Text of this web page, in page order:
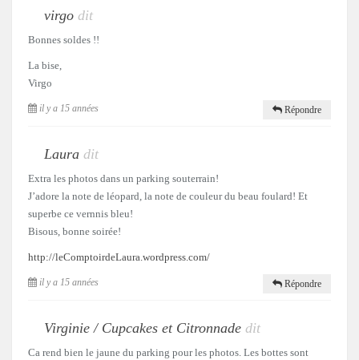
virgo dit
Bonnes soldes !!
La bise,
Virgo
il y a 15 années Répondre
Laura dit
Extra les photos dans un parking souterrain!
J’adore la note de léopard, la note de couleur du beau foulard! Et
superbe ce vernnis bleu!
Bisous, bonne soirée!
http://leComptoirdeLaura.wordpress.com/
il y a 15 années Répondre
Virginie / Cupcakes et Citronnade dit
Ca rend bien le jaune du parking pour les photos. Les bottes sont